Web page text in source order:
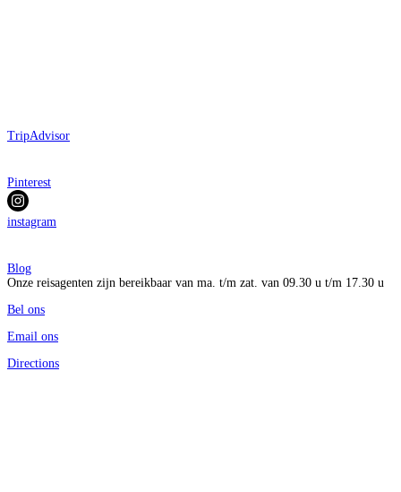
TripAdvisor
Pinterest
instagram
Blog
Onze reisagenten zijn bereikbaar van ma. t/m zat. van 09.30 u t/m 17.30 u
Bel ons
Email ons
Directions